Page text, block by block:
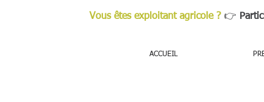
Vous êtes exploitant agricole ? 👉
ACCUEIL